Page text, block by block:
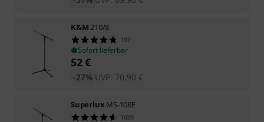
K&M 210/8
197
Sofort lieferbar
52€
UVP: 70,90 €
-27%
Superlux MS-108E
1039